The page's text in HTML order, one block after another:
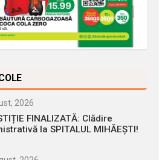
2026
FINALIZATĂ: Clădire
la SPITALUL MIHĂEȘTI!